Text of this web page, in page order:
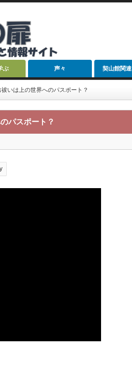
ぶ 声々 契山館関
いは上の世界へのパスポート？
パスポート？